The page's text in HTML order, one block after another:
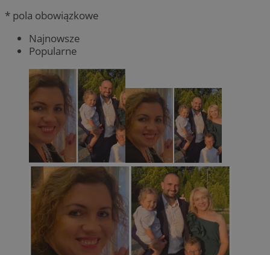
* pola obowiązkowe
Najnowsze
Popularne